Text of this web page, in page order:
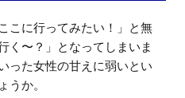
こに行ってみたい！」と無
く〜？」となってしまいま
った女性の甘えに弱いとい
うか。